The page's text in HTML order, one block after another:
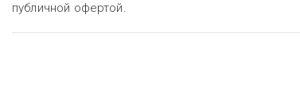
публичной офертой.